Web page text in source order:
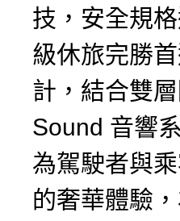
技，安全規
級休旅完勝
計，結合雙
Sound 音響
為駕駛者與
的奢華體驗